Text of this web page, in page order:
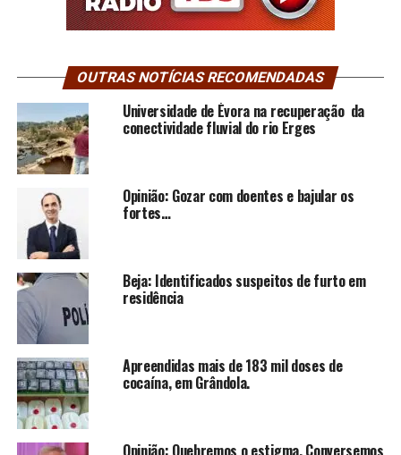
OUTRAS NOTÍCIAS RECOMENDADAS
Universidade de Évora na recuperação da
conectividade fluvial do rio Erges
Opinião: Gozar com doentes e bajular os
fortes…
Beja: Identificados suspeitos de furto em
residência
Apreendidas mais de 183 mil doses de
cocaína, em Grândola.
Opinião: Quebremos o estigma. Conversemos